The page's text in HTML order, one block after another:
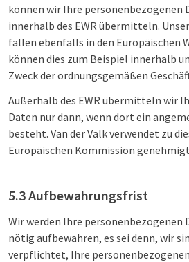
können wir Ihre personenbezogenen
innerhalb des EWR übermitteln.
fallen ebenfalls in den Europäischen
können dies zum Beispiel innerhalb
Zweck der ordnungsgemäßen
Außerhalb des EWR übermitteln wir
Daten nur dann, wenn dort ein
besteht. Van der Valk verwendet zu
Europäischen Kommission
5.3 Aufbewahrungsfrist
Wir werden Ihre personenbezogenen
nötig aufbewahren, es sei denn, wir
verpflichtet, Ihre